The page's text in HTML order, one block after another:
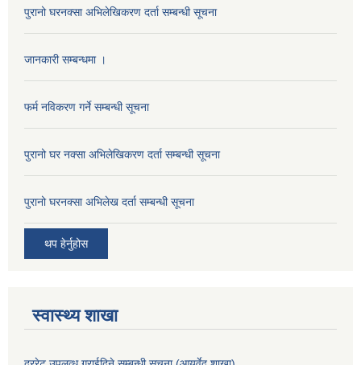
पुरानो घरनक्सा अभिलेखिकरण दर्ता सम्बन्धी सूचना
जानकारी सम्बन्धमा ।
फर्म नविकरण गर्ने सम्बन्धी सूचना
पुरानो घर नक्सा अभिलेखिकरण दर्ता सम्बन्धी सूचना
पुरानो घरनक्सा अभिलेख दर्ता सम्बन्धी सूचना
थप हेर्नुहोस
स्वास्थ्य शाखा